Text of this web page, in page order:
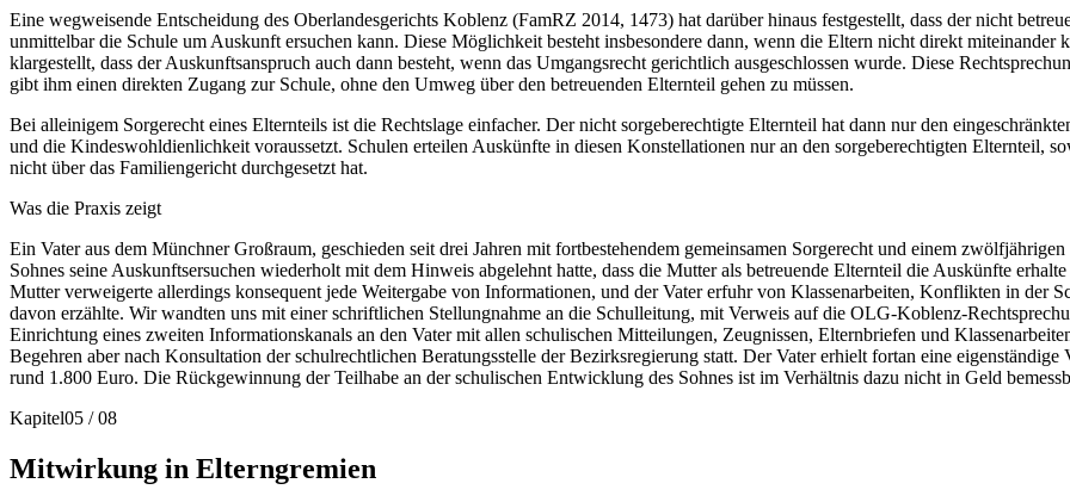
Eine wegweisende Entscheidung des Oberlandesgerichts Koblenz (FamRZ 2014, 1473) hat darüber hinaus festgestellt, dass der nicht
unmittelbar die Schule um Auskunft ersuchen kann. Diese Möglichkeit besteht insbesondere dann, wenn die Eltern nicht direkt
klargestellt, dass der Auskunftsanspruch auch dann besteht, wenn das Umgangsrecht gerichtlich ausgeschlossen wurde. Diese
gibt ihm einen direkten Zugang zur Schule, ohne den Umweg über den betreuenden Elternteil gehen zu müssen.
Bei alleinigem Sorgerecht eines Elternteils ist die Rechtslage einfacher. Der nicht sorgeberechtigte Elternteil hat dann nur den
und die Kindeswohldienlichkeit voraussetzt. Schulen erteilen Auskünfte in diesen Konstellationen nur an den sorgeberechtigten Elternteil,
nicht über das Familiengericht durchgesetzt hat.
Was die Praxis zeigt
Ein Vater aus dem Münchner Großraum, geschieden seit drei Jahren mit fortbestehendem gemeinsamen Sorgerecht und einem
Sohnes seine Auskunftsersuchen wiederholt mit dem Hinweis abgelehnt hatte, dass die Mutter als betreuende Elternteil die Auskünfte
Mutter verweigerte allerdings konsequent jede Weitergabe von Informationen, und der Vater erfuhr von Klassenarbeiten, Konflikten in der
davon erzählte. Wir wandten uns mit einer schriftlichen Stellungnahme an die Schulleitung, mit Verweis auf die OLG-Koblenz-
Einrichtung eines zweiten Informationskanals an den Vater mit allen schulischen Mitteilungen, Zeugnissen, Elternbriefen und
Begehren aber nach Konsultation der schulrechtlichen Beratungsstelle der Bezirksregierung statt. Der Vater erhielt fortan eine
rund 1.800 Euro. Die Rückgewinnung der Teilhabe an der schulischen Entwicklung des Sohnes ist im Verhältnis dazu nicht in Geld
Kapitel05 /08
Mitwirkung in Elterngremien